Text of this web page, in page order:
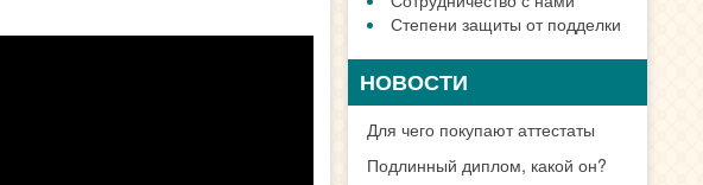
Степени защиты от подделки
НОВОСТИ
Для чего покупают аттестаты
Подлинный диплом, какой он?